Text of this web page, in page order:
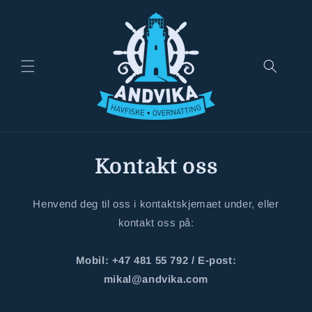
Kontakt oss
Henvend deg til oss i kontaktskjemaet under, eller
kontakt oss på:
Mobil: +47 481 55 792 / E-post:
mikal@andvika.com